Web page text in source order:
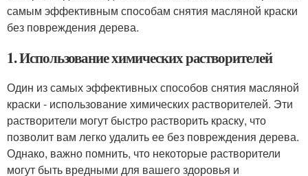
самым эффективным способам снятия масляной краски
без повреждения дерева.
1. Использование химических растворителей
Один из самых эффективных способов снятия масляной
краски - использование химических растворителей. Эти
растворители могут быстро растворить краску, что
позволит вам легко удалить ее без повреждения дерева.
Однако, важно помнить, что некоторые растворители
могут быть вредными для вашего здоровья и